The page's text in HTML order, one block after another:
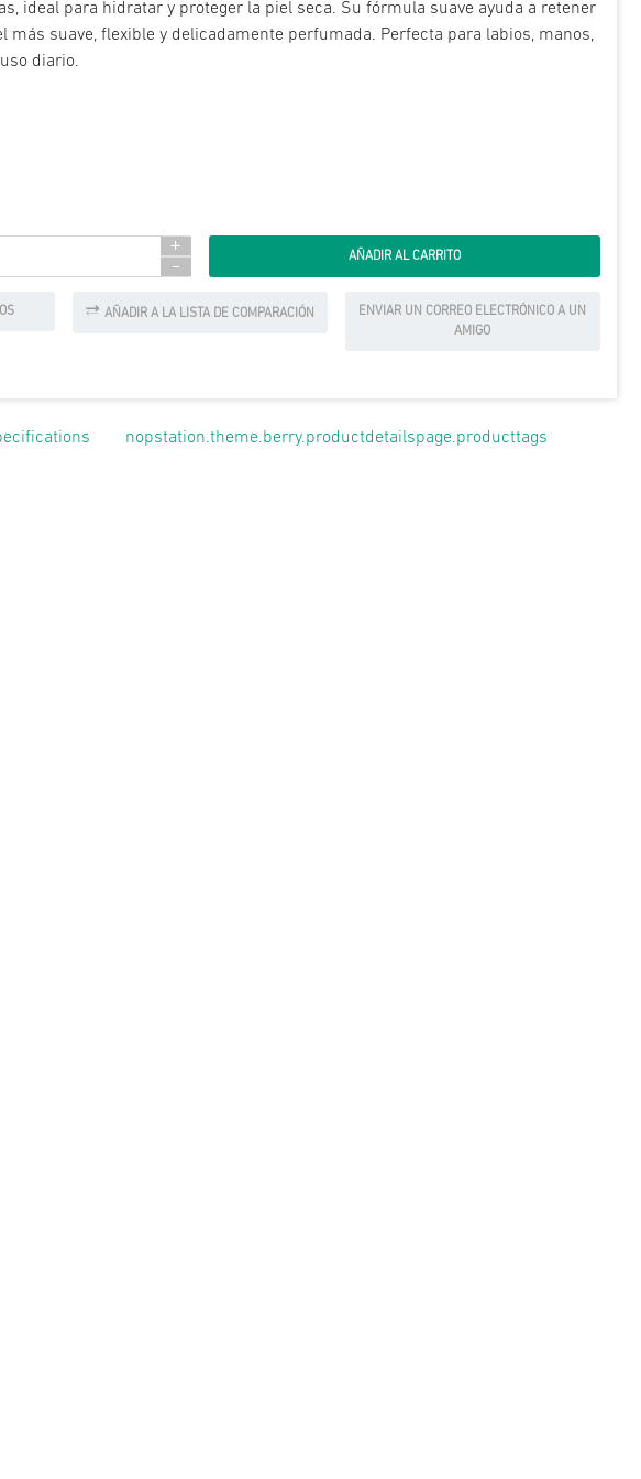
ideal para hidratar y proteger la piel seca. Su fórmula suave ayuda a retener
más suave, flexible y delicadamente perfumada. Perfecta para labios, manos,
diario.
+
-
AÑADIR A LA LISTA DE COMPARACIÓN
ENVIAR UN CORREO ELECTRÓNICO A UN
AMIGO
nopstation.theme.berry.productdetailspage.producttags